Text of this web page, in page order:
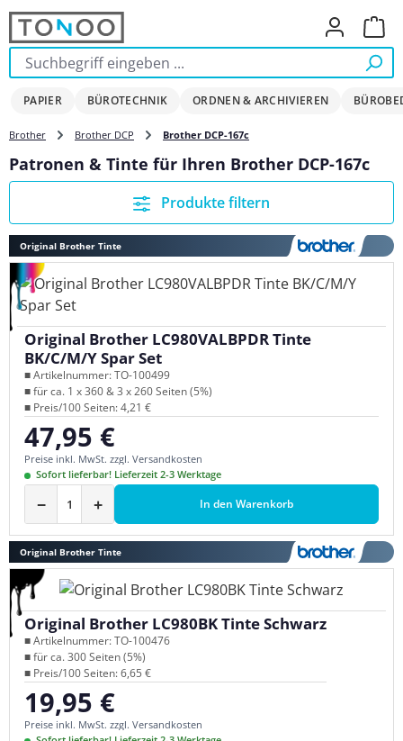
Zum Hauptinhalt springen
PAPIER BÜROTECHNIK ORDNEN & ARCHIVIEREN
Brother Brother DCP Brother DCP-167c
Patronen & Tinte für Ihren Brother DCP-167c
Produkte filtern
Original Brother Tinte
Original Brother LC980VALBPDR Tinte
BK/C/M/Y Spar Set
■ Artikelnummer: TO-100499
■ für ca. 1 x 360 & 3 x 260 Seiten (5%)
■ Preis/100 Seiten: 4,21 €
Regulärer Preis:
47,95 €
Preise inkl. MwSt. zzgl. Versandkosten
Sofort lieferbar! Lieferzeit 2-3 Werktage
− + In den Warenkorb
Original Brother Tinte
Original Brother LC980BK Tinte Schwarz
■ Artikelnummer: TO-100476
■ für ca. 300 Seiten (5%)
■ Preis/100 Seiten: 6,65 €
Regulärer Preis:
19,95 €
Preise inkl. MwSt. zzgl. Versandkosten